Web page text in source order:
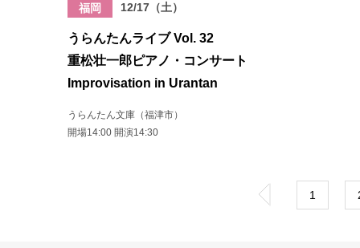
福岡 12/17（土）
うらんたんライブ Vol. 32
重松壮一郎ピアノ・コンサート
Improvisation in Urantan
うらんたん文庫（福津市）
開場14:00 開演14:30
« 1